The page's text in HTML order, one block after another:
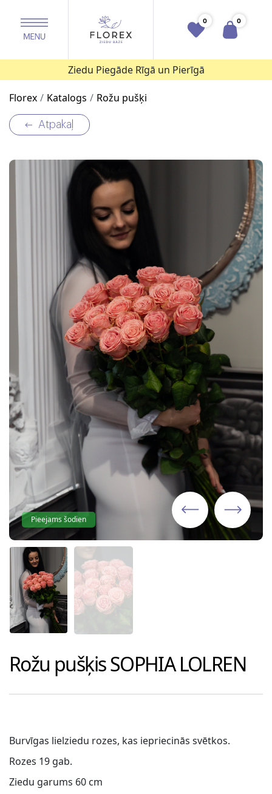
0 0
Ziedu Piegāde Rīgā un Pierīgā
Florex Katalogs Rožu pušķi
Atpakaļ
Pieejams šodien
Rožu pušķisSOPHIA LOLREN
Burvīgas lielziedu rozes, kas iepriecinās svētkos.
Rozes 19 gab.
Ziedu garums 60 cm